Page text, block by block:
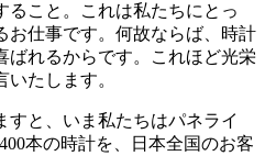
ること。これは私たちにとっ
お仕事です。何故ならば、時計
ばれるからです。これほど光栄
たします。
と、いま私たちはパネライ
本の時計を、日本全国のお客